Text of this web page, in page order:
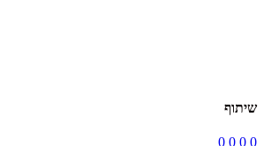
שיתוף
0
0
0
0